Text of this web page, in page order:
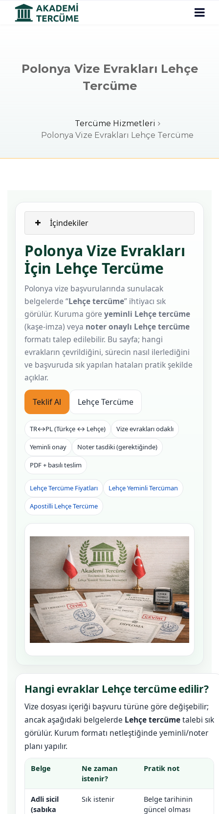
Polonya Vize Evrakları Lehçe
Tercüme
Tercüme Hizmetleri
Polonya Vize Evrakları Lehçe Tercüme
İçindekiler
Polonya Vize Evrakları
İçin Lehçe Tercüme
Polonya vize başvurularında sunulacak
belgelerde “Lehçe tercüme” ihtiyacı sık
görülür. Kuruma göre yeminli Lehçe tercüme
(kaşe-imza) veya noter onaylı Lehçe tercüme
formatı talep edilebilir. Bu sayfa; hangi
evrakların çevrildiğini, sürecin nasıl ilerlediğini
ve başvuruda sık yapılan hataları pratik şekilde
açıklar.
Teklif Al Lehçe Tercüme
TR↔PL (Türkçe ↔ Lehçe) Vize evrakları odaklı
Yeminli onay Noter tasdiki (gerektiğinde)
PDF + basılı teslim
Lehçe Tercüme Fiyatları Lehçe Yeminli Tercüman
Apostilli Lehçe Tercüme
Hangi evraklar Lehçe tercüme edilir?
Vize dosyası içeriği başvuru türüne göre değişebilir;
ancak aşağıdaki belgelerde Lehçe tercümetalebi sık
görülür. Kurum formatı netleştiğinde yeminli/noter
planı yapılır.
Belge
Ne zaman
istenir?
Pratik not
Adli sicil
(sabıka
Sık istenir
Belge tarihinin
güncel olması